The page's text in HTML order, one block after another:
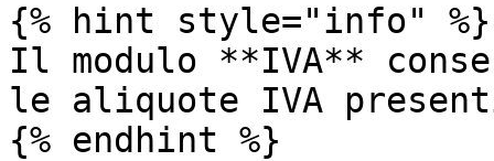
{% hint style="info" %}
Il modulo **IVA**
le aliquote IVA
{% endhint %}